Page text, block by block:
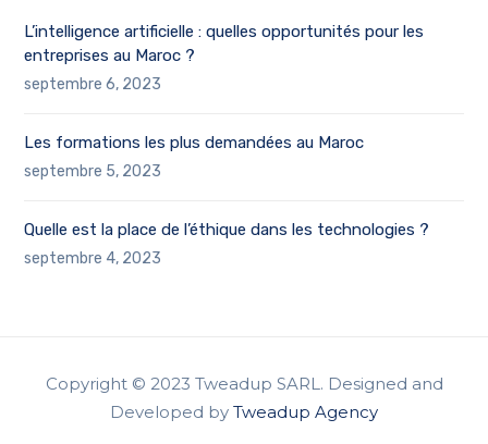
L’intelligence artificielle : quelles opportunités pour les
entreprises au Maroc ?
septembre 6, 2023
Les formations les plus demandées au Maroc
septembre 5, 2023
Quelle est la place de l’éthique dans les technologies ?
septembre 4, 2023
Copyright © 2023 Tweadup SARL. Designed and
Developed by Tweadup Agency